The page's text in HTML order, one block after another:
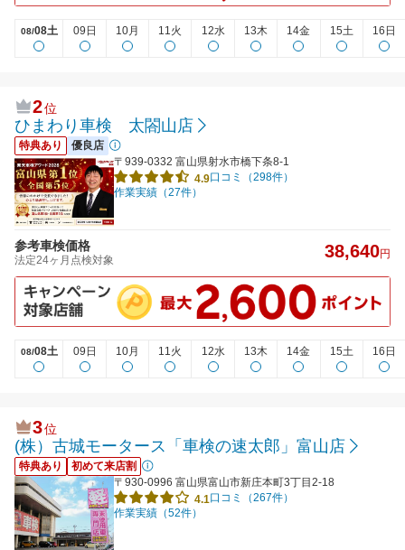
08/08土 09日 10月 11火 12水 13木 14金 15土 16日
2位
ひまわり車検 太閤山店
特典あり
優良店
〒939-0332 富山県射水市橋下条8-1
4.9口コミ（298件）
作業実績（27件）
参考車検価格
法定24ヶ月点検対象 38,640円
08/08土 09日 10月 11火 12水 13木 14金 15土 16日
3位
(株）古城モータース「車検の速太郎」富山店
特典あり
初めて来店割
〒930-0996 富山県富山市新庄本町3丁目2-18
4.1口コミ（267件）
作業実績（52件）